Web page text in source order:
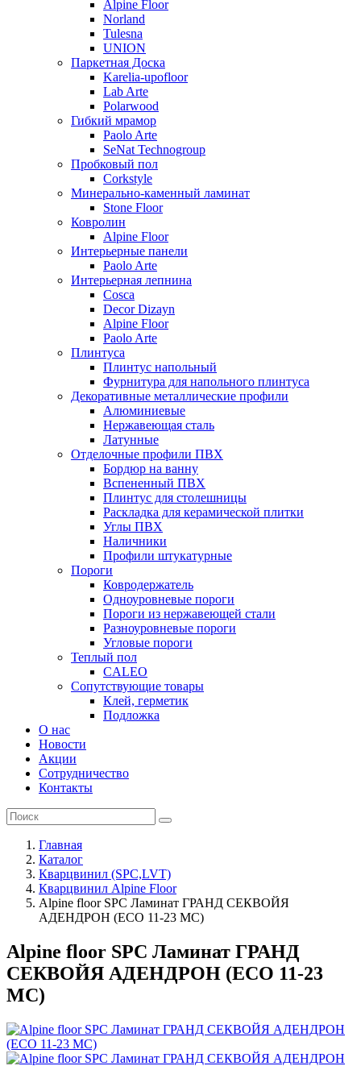
Alpine Floor
Norland
Tulesna
UNION
Паркетная Доска
Karelia-upofloor
Lab Arte
Polarwood
Гибкий мрамор
Paolo Arte
SeNat Technogroup
Пробковый пол
Corkstyle
Минерально-каменный ламинат
Stone Floor
Ковролин
Alpine Floor
Интерьерные панели
Paolo Arte
Интерьерная лепнина
Cosca
Decor Dizayn
Alpine Floor
Paolo Arte
Плинтуса
Плинтус напольный
Фурнитура для напольного плинтуса
Декоративные металлические профили
Алюминиевые
Нержавеющая сталь
Латунные
Отделочные профили ПВХ
Бордюр на ванну
Вспененный ПВХ
Плинтус для столешницы
Раскладка для керамической плитки
Углы ПВХ
Наличники
Профили штукатурные
Пороги
Ковродержатель
Одноуровневые пороги
Пороги из нержавеющей стали
Разноуровневые пороги
Угловые пороги
Теплый пол
CALEO
Сопутствующие товары
Клей, герметик
Подложка
О нас
Новости
Акции
Сотрудничество
Контакты
Главная
Каталог
Кварцвинил (SPC,LVT)
Кварцвинил Alpine Floor
Alpine floor SPC Ламинат ГРАНД СЕКВОЙЯ
АДЕНДРОН (ECO 11-23 MC)
Alpine floor SPC Ламинат ГРАНД
СЕКВОЙЯ АДЕНДРОН (ECO 11-23
MC)